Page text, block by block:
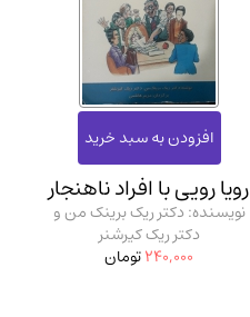
رویا رویی با افراد ناهنجار
نویسنده: دکتر ریک برینک من و
دکتر ریک کیرشنر
240,000تومان